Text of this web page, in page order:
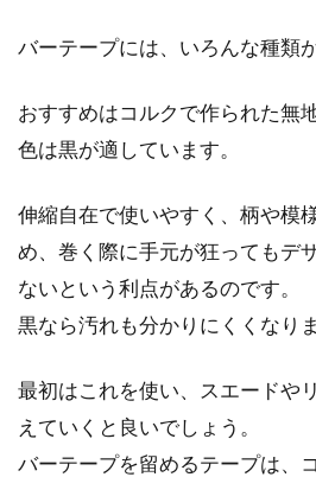
自転車で荷物
皆様は、どのよう
るだけな...
自転車のチ
代・本体価格
バーテープには、いろんな種類
おすすめはコルクで作られた無
色は黒が適しています。
伸縮自在で使いやすく、柄や模
め、巻く際に手元が狂ってもデ
ないという利点があるのです。
黒なら汚れも分かりにくくなりま
最初はこれを使い、スエードや
えていくと良いでしょう。
バーテープを留めるテープは、